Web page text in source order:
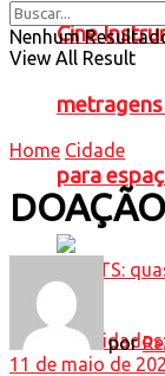
Cine
para
Nenhum
View All Result
Home Cidade
por
11 de maio de